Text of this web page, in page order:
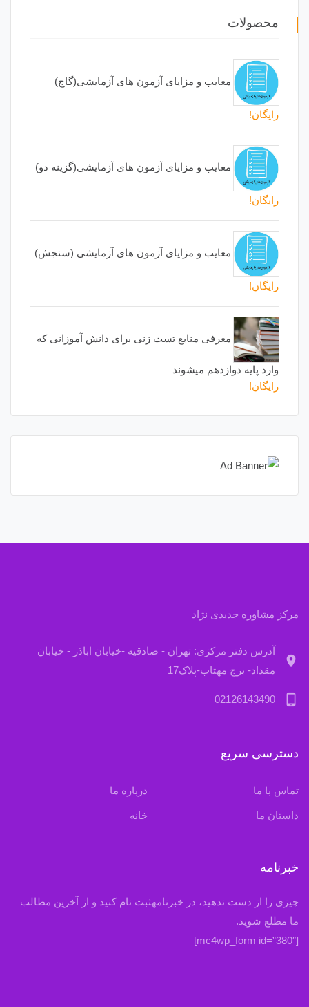
محصولات
معایب و مزایای آزمون های آزمایشی(گاج)
رایگان!
معایب و مزایای آزمون های آزمایشی(گزینه دو)
رایگان!
معایب و مزایای آزمون های آزمایشی (سنجش)
رایگان!
معرفی منابع تست زنی برای دانش آموزانی که
وارد پایه دوازدهم میشوند
رایگان!
مرکز مشاوره جدیدی نژاد
location_on
آدرس دفتر مرکزی: تهران - صادقیه -خیابان اباذر - خیابان
مقداد- برج مهتاب-پلاک17
phone_android
02126143490
دسترسی سریع
تماس با ما درباره ما
داستان ما خانه
خبرنامه
چیزی را از دست ندهید، در خبرنامهثبت نام کنید و از آخرین مطالب
ما مطلع شوید.
[mc4wp_form id=”380″]